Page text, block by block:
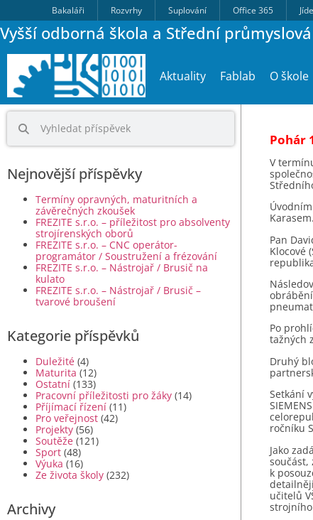
Bakaláři Rozvrhy Suplování Office 365
Vyšší odborná škola a Střední
Aktuality Fablab O škole
Nejnovější příspěvky
Termíny opravných, maturitních a
závěrečných zkoušek
FREZITE s.r.o. – příležitost pro absolventy
strojírenských oborů
FREZITE s.r.o. – CNC operátor-
programátor / Soustružení a frézování
FREZITE s.r.o. – Nástrojař / Brusič na
kulato
FREZITE s.r.o. – Nástrojař / Brusič –
tvarové broušení
Kategorie příspěvků
Duležité (4)
Maturita (12)
Ostatní (133)
Pracovní příležitosti pro žáky (14)
Příjímací řízení (11)
Pro veřejnost (42)
Projekty (56)
Soutěže (121)
Sport (48)
Výuka (16)
Ze života školy (232)
Archivy
Pohár
V
Karasem.
Pan
Klocové
Po
tažných
Druhý
Setkání
ročníku
Jako
součást,
k
učitelů
strojního